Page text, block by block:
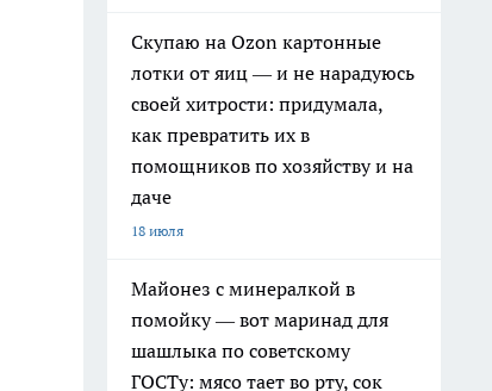
Скупаю на Ozon картонные
лотки от яиц — и не нарадуюсь
своей хитрости: придумала,
как превратить их в
помощников по хозяйству и на
даче
18 июля
Майонез с минералкой в
помойку — вот маринад для
шашлыка по советскому
ГОСТу: мясо тает во рту, сок